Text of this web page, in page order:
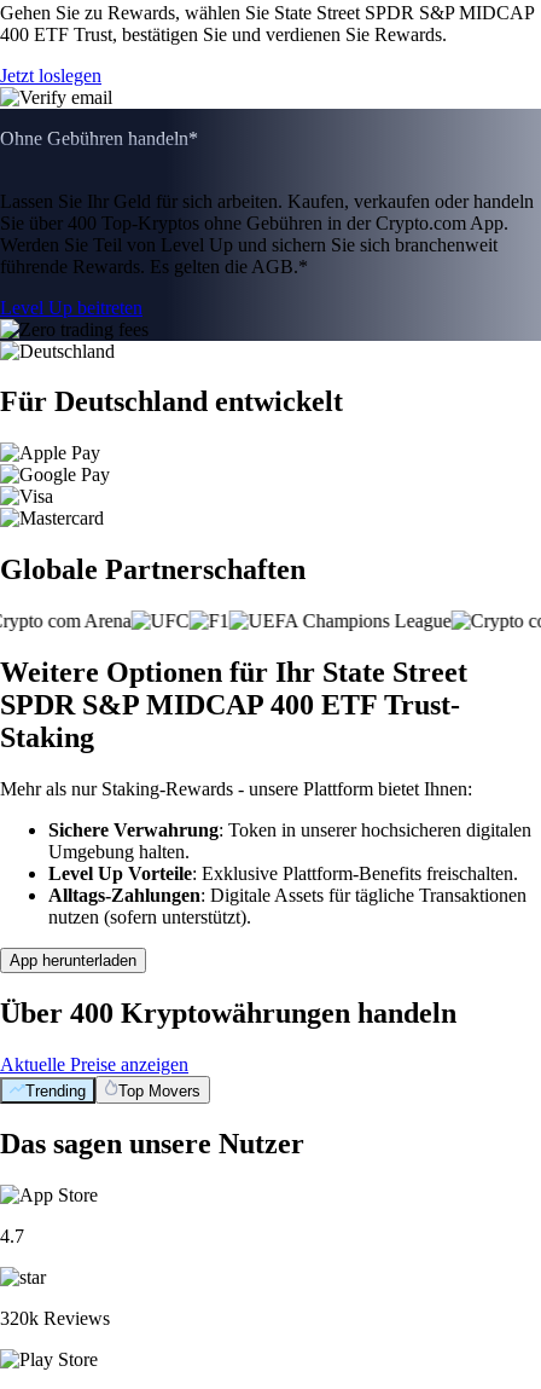
Gehen Sie zu Rewards, wählen Sie State Street SPDR S&P MIDCAP
400 ETF Trust, bestätigen Sie und verdienen Sie Rewards.
Jetzt loslegen
Ohne Gebühren handeln*
Lassen Sie Ihr Geld für sich arbeiten. Kaufen, verkaufen oder handeln
Sie über 400 Top-Kryptos ohne Gebühren in der Crypto.com App.
Werden Sie Teil von Level Up und sichern Sie sich branchenweit
führende Rewards. Es gelten die AGB.*
Level Up beitreten
Für Deutschland entwickelt
Globale Partnerschaften
Weitere Optionen für Ihr State Street
SPDR S&P MIDCAP 400 ETF Trust-
Staking
Mehr als nur Staking-Rewards - unsere Plattform bietet Ihnen:
Sichere Verwahrung: Token in unserer hochsicheren digitalen
Umgebung halten.
Level Up Vorteile: Exklusive Plattform-Benefits freischalten.
Alltags-Zahlungen: Digitale Assets für tägliche Transaktionen
nutzen (sofern unterstützt).
App herunterladen
Über 400 Kryptowährungen handeln
Aktuelle Preise anzeigen
Trending Top Movers
Das sagen unsere Nutzer
4.7
320k Reviews